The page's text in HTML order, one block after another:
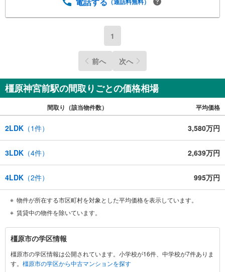
ばれる理由 1.お金の扱い方のプロFPが資金計画をサポー
3.たくさんの銀行と繋がりがあるため、最も低金利になる
ように審査が可能！お気軽にお問合せください！
1
前へ 次へ
橿原神宮前駅の間取りごとの価格相場
間取り（該当物件数） 平均価格
2LDK （1件） 3,580万円
3LDK （4件） 2,639万円
4LDK （2件） 995万円
物件が所在する市区町村を対象とした平均価格を表示しています。
賃貸中の物件を除いています。
橿
原
市
に
橿原市の学区情報
橿原市の学区情報は公開されています。小学校が16件、中学校が7件ありま
す。 橿原市の学区から中古マンションを探す